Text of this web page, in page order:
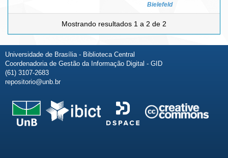
Bielefeld
Mostrando resultados 1 a 2 de 2
Universidade de Brasília - Biblioteca Central
Coordenadoria de Gestão da Informação Digital - GID
(61) 3107-2683
repositorio@unb.br